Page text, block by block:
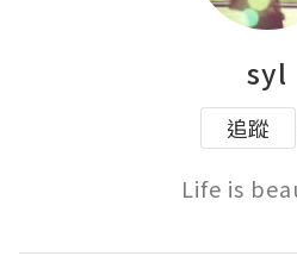
syl
追蹤
Life is